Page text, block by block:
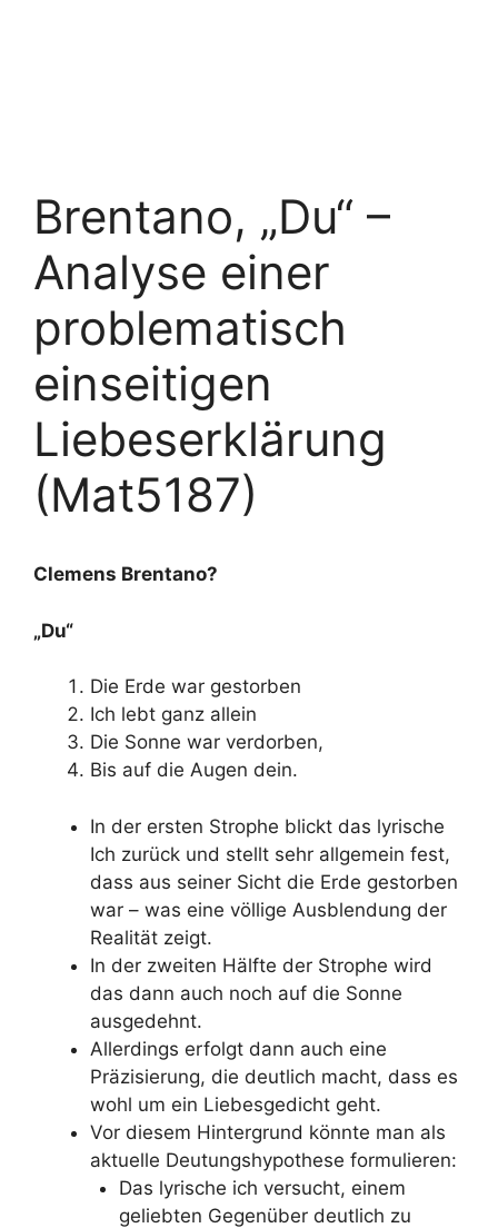
Brentano, „Du“ –
Analyse einer
problematisch
einseitigen
Liebeserklärung
(Mat5187)
Clemens Brentano?
„Du“
Die Erde war gestorben
Ich lebt ganz allein
Die Sonne war verdorben,
Bis auf die Augen dein.
In der ersten Strophe blickt das lyrische
Ich zurück und stellt sehr allgemein fest,
dass aus seiner Sicht die Erde gestorben
war – was eine völlige Ausblendung der
Realität zeigt.
In der zweiten Hälfte der Strophe wird
das dann auch noch auf die Sonne
ausgedehnt.
Allerdings erfolgt dann auch eine
Präzisierung, die deutlich macht, dass es
wohl um ein Liebesgedicht geht.
Vor diesem Hintergrund könnte man als
aktuelle Deutungshypothese formulieren:
Das lyrische ich versucht, einem
geliebten Gegenüber deutlich zu